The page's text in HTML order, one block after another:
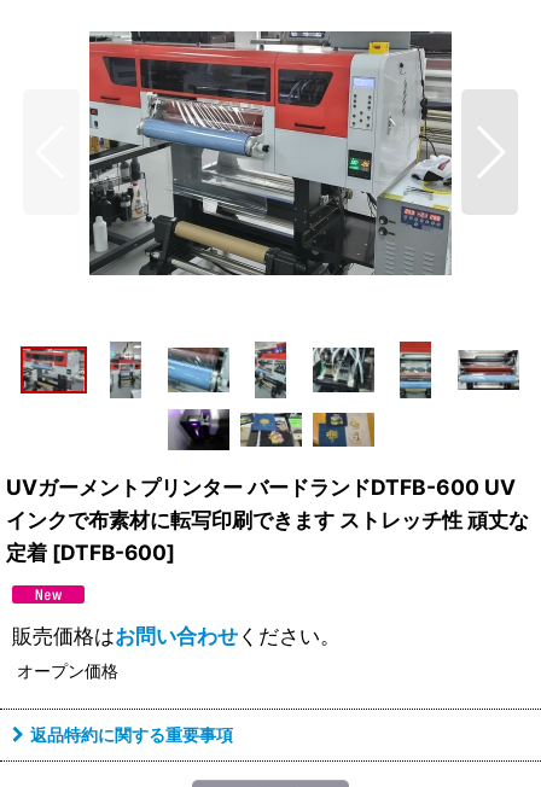
UVガーメントプリンター バードランドDTFB-600 UV
インクで布素材に転写印刷できます ストレッチ性 頑丈な
定着 [DTFB-600]
販売価格はお問い合わせください。
オープン価格
返品特約に関する重要事項